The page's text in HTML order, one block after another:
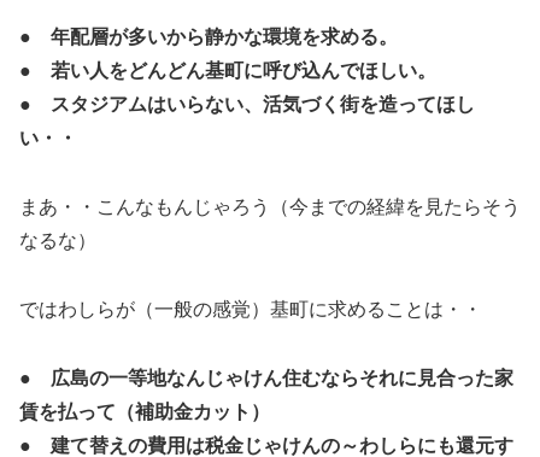
● 年配層が多いから静かな環境を求める。
● 若い人をどんどん基町に呼び込んでほしい。
● スタジアムはいらない、活気づく街を造ってほし
い・・
まあ・・こんなもんじゃろう（今までの経緯を見たらそう
なるな）
ではわしらが（一般の感覚）基町に求めることは・・
● 広島の一等地なんじゃけん住むならそれに見合った家
賃を払って（補助金カット）
● 建て替えの費用は税金じゃけんの～わしらにも還元す